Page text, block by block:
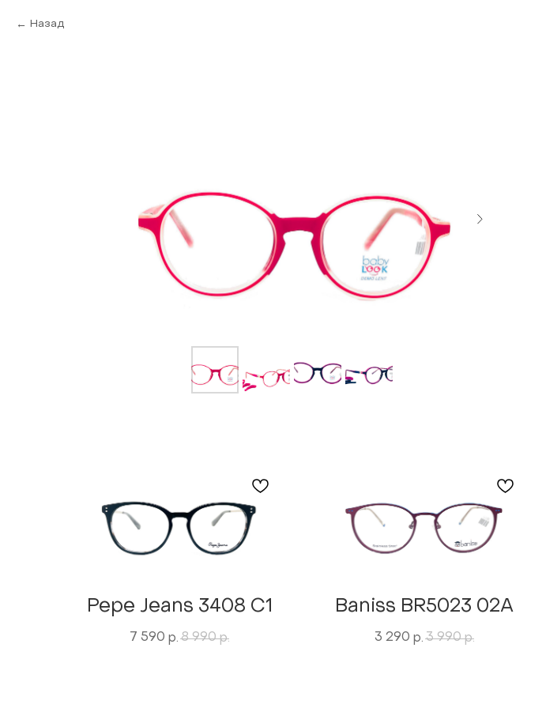
Назад
Pepe Jeans 3408 C1
7 590 р. 8 990 р.
Baniss BR5023 02A
3 290 р. 3 990 р.